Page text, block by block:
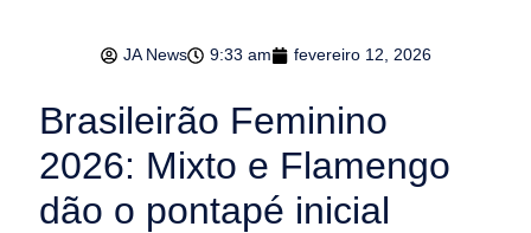
JA News 9:33 am fevereiro 12, 2026
Brasileirão Feminino
2026: Mixto e Flamengo
dão o pontapé inicial